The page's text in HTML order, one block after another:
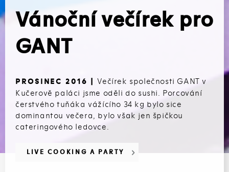
Vánoční večírek pro
GANT
PROSINEC 2016 |Večírek společnosti GANT v
Kučerově paláci jsme oděli do sushi. Porcování
čerstvého tuňáka vážícího 34 kg bylo sice
dominantou večera, bylo však jen špičkou
cateringového ledovce.
LIVE COOKING A PARTY